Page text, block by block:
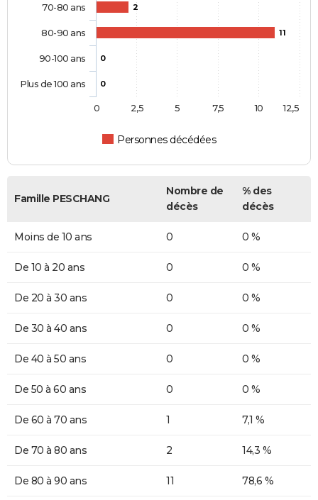
2
11
0
0
Personnes décédées
70-80 ans
80-90 ans
90-100 ans
Plus de 100 ans
0 10
2,5 5 7,5 12,5
Famille PESCHANG
Nombre de
décès
% des
décès
Moins de 10 ans 0 0 %
De 10 à 20 ans 0 0 %
De 20 à 30 ans 0 0 %
De 30 à 40 ans 0 0 %
De 40 à 50 ans 0 0 %
De 50 à 60 ans 0 0 %
De 60 à 70 ans 1 7,1 %
De 70 à 80 ans 2 14,3 %
De 80 à 90 ans 11 78,6 %